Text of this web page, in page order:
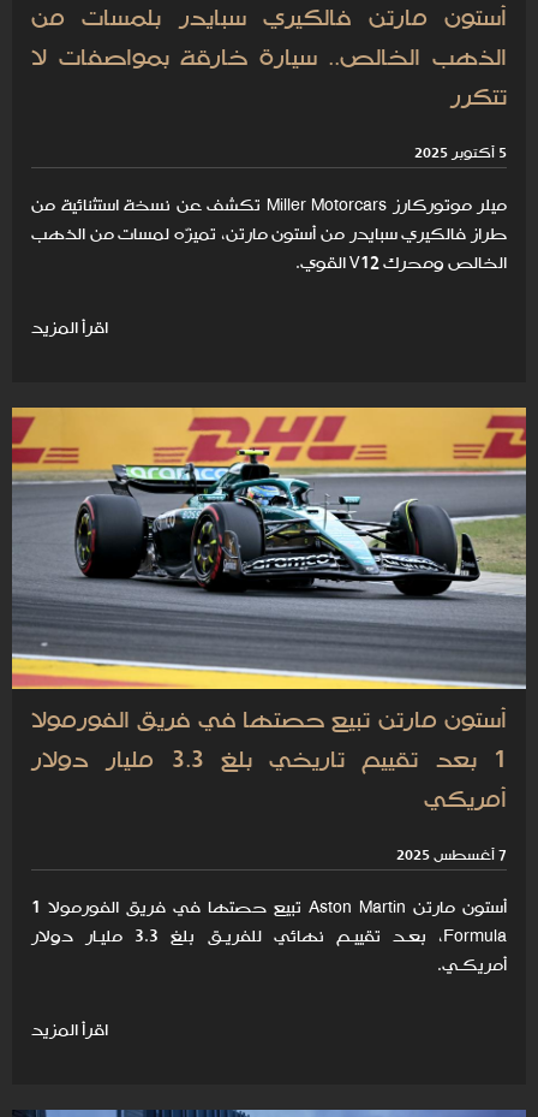
أستون مارتن فالكيري سبايدر بلمسات من
الذهب الخالص.. سيارة خارقة بمواصفات لا
تتكرر
5 أكتوبر 2025
ميلر موتوركارز Miller Motorcars تكشف عن نسخة استثنائية من
طراز فالكيري سبايدر من أستون مارتن، تميزّه لمسات من الذهب
الخالص ومحرك V12 القوي.
اقرأ المزيد
أستون مارتن تبيع حصتها في فريق الفورمولا
1 بعد تقييم تاريخي بلغ 3.3 مليار دولار
أمريكي
7 أغسطس 2025
أستون مارتن Aston Martin تبيع حصتها في فريق الفورمولا 1
Formula، بعـد تقييـم نهائي للفريـق بلغ 3.3 مليـار دولار
أمريكـي.
اقرأ المزيد